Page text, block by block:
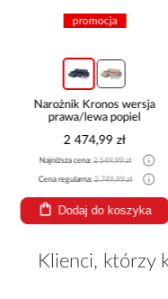
promocja
Narożnik Kronos wersja
prawa/lewa popiel
2 474,99 zł
Najniższa cena:2 549,99 zł
Cena regularna:2 749,99 zł
Dodaj do koszyka
Klienci, którzy